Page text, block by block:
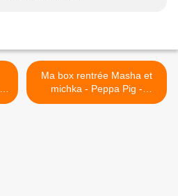
Ma box rentrée Masha et
michka - Peppa Pig -
Hachette Jeunesse >